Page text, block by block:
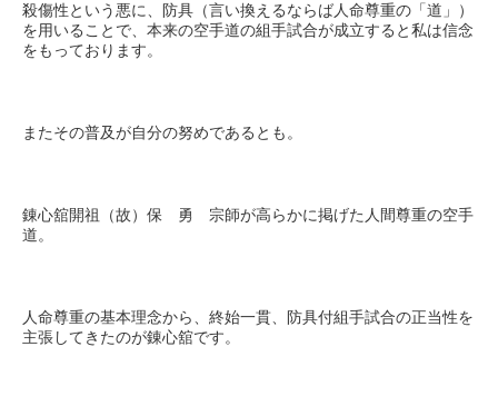
殺傷性という悪に、防具（言い換えるならば人命尊重の「道」）
を用いることで、本来の空手道の組手試合が成立すると私は信念
をもっております。
またその普及が自分の努めであるとも。
錬心舘開祖（故）保 勇 宗師が高らかに掲げた人間尊重の空手
道。
人命尊重の基本理念から、終始一貫、防具付組手試合の正当性を
主張してきたのが錬心舘です。